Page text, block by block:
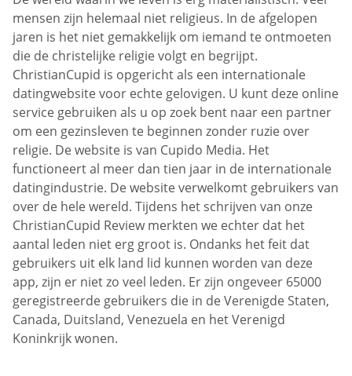
mensen zijn helemaal niet religieus. In de afgelopen
jaren is het niet gemakkelijk om iemand te ontmoeten
die de christelijke religie volgt en begrijpt.
ChristianCupid is opgericht als een internationale
datingwebsite voor echte gelovigen. U kunt deze online
service gebruiken als u op zoek bent naar een partner
om een gezinsleven te beginnen zonder ruzie over
religie. De website is van Cupido Media. Het
functioneert al meer dan tien jaar in de internationale
datingindustrie. De website verwelkomt gebruikers van
over de hele wereld. Tijdens het schrijven van onze
ChristianCupid Review merkten we echter dat het
aantal leden niet erg groot is. Ondanks het feit dat
gebruikers uit elk land lid kunnen worden van deze
app, zijn er niet zo veel leden. Er zijn ongeveer 65000
geregistreerde gebruikers die in de Verenigde Staten,
Canada, Duitsland, Venezuela en het Verenigd
Koninkrijk wonen.